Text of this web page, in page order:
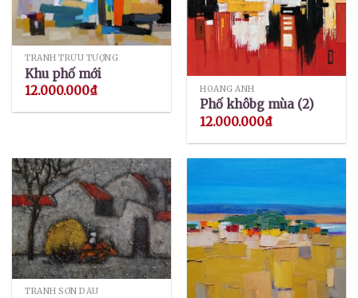
TRANH TRỪU TƯỢNG
Khu phố mới
12.000.000₫ HOÀNG ANH
Phố khôbg mùa (2)
12.000.000₫
TRANH SƠN DẦU